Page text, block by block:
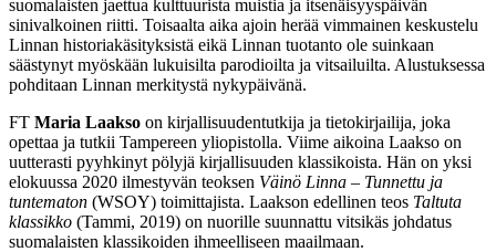
suomalaisten jaettua kulttuurista muistia ja itsenäisyyspäivän
sinivalkoinen riitti. Toisaalta aika ajoin herää vimmainen keskustelu
Linnan historiakäsityksistä eikä Linnan tuotanto ole suinkaan
säästynyt myöskään lukuisilta parodioilta ja vitsailuilta. Alustuksessa
pohditaan Linnan merkitystä nykypäivänä.
FT Maria Laakso on kirjallisuudentutkija ja tietokirjailija, joka
opettaa ja tutkii Tampereen yliopistolla. Viime aikoina Laakso on
uutterasti pyyhkinyt pölyjä kirjallisuuden klassikoista. Hän on yksi
elokuussa 2020 ilmestyvän teoksen Väinö Linna – Tunnettu ja
tuntematon (WSOY) toimittajista. Laakson edellinen teos Taltuta
klassikko (Tammi, 2019) on nuorille suunnattu vitsikäs johdatus
suomalaisten klassikoiden ihmeelliseen maailmaan.